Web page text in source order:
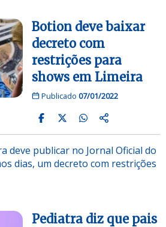
Botion deve baixar
decreto com
restrições para
shows em Limeira
Publicado 07/01/2022
deve publicar no Jornal Oficial do
dias, um decreto com restrições
Pediatra diz que pais